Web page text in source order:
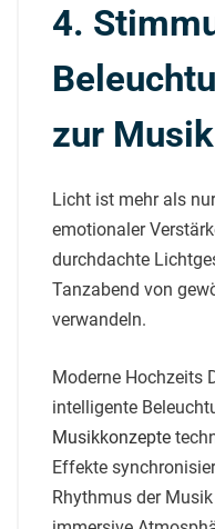
4.
zur Musik
Licht ist mehr als
emotionaler
durchdachte
Tanzabend von
verwandeln.
Moderne Hochzeits
intelligente
Musikkonzepte
Effekte
Rhythmus der